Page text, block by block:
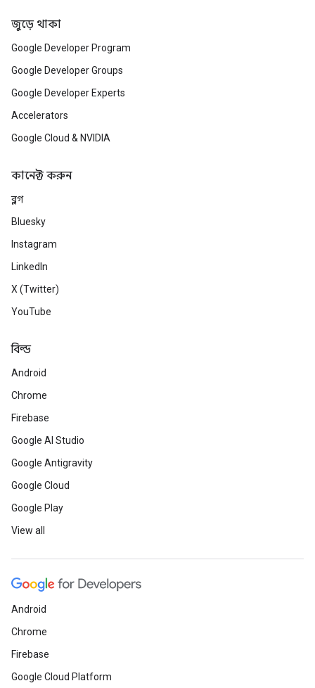
জুড়ে থাকা
Google Developer Program
Google Developer Groups
Google Developer Experts
Accelerators
Google Cloud & NVIDIA
কানেক্ট করুন
ব্লগ
Bluesky
Instagram
LinkedIn
X (Twitter)
YouTube
বিল্ড
Android
Chrome
Firebase
Google AI Studio
Google Antigravity
Google Cloud
Google Play
View all
Android
Chrome
Firebase
Google Cloud Platform